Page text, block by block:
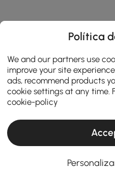
Products in the current category have
Política
We and our partners use
improve your site
ads, recommend products
cookie settings at any time.
cookie-policy